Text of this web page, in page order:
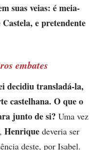
suas veias: é meia-
e pretendente
embates
decidiu transladá-la,
castelhana. O que o
junto de si? Uma vez
Henrique deveria ser
deste, por Isabel.